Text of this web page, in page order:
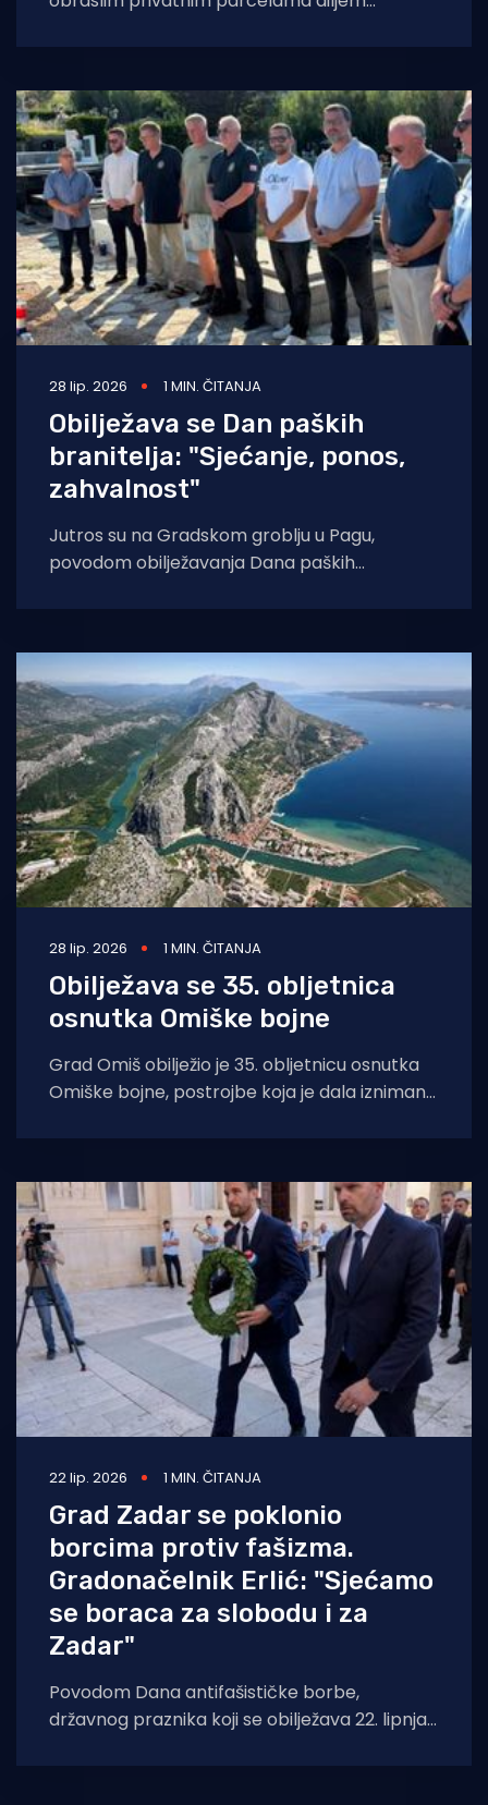
vlasnike tretirali
28 lip. 2026 1 MIN. ČITANJA
Obilježava se Dan paških
branitelja: "Sjećanje, ponos,
zahvalnost"
Jutros su na Gradskom groblju u Pagu,
povodom obilježavanja Dana paških
- Danas s posebnim
28 lip. 2026 1 MIN. ČITANJA
Obilježava se 35. obljetnica
osnutka Omiške bojne
Grad Omiš obilježio je 35. obljetnicu osnutka
Omiške bojne, postrojbe koja je dala izniman
čestitka
22 lip. 2026 1 MIN. ČITANJA
Grad Zadar se poklonio
borcima protiv fašizma.
Gradonačelnik Erlić: "Sjećamo
se boraca za slobodu i za
Zadar"
Povodom Dana antifašističke borbe,
državnog praznika koji se obilježava 22. lipnja,
zamjenik župana Zadarske